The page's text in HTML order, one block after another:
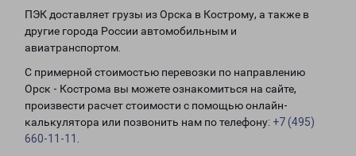
ПЭК доставляет грузы из Орска в Кострому, а также в
другие города России автомобильным и
авиатранспортом.
С примерной стоимостью перевозки по направлению
Орск - Кострома вы можете ознакомиться на сайте,
произвести расчет стоимости с помощью онлайн-
калькулятора или позвонить нам по телефону: +7 (495)
660-11-11